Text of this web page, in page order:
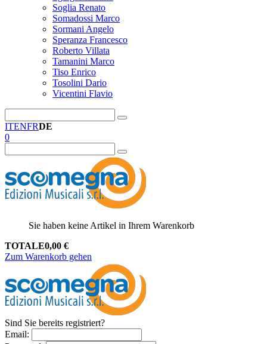
Soglia Renato
Somadossi Marco
Sormani Angelo
Speranza Francesco
Roberto Villata
Tamanini Marco
Tiso Enrico
Tosolini Dario
Vicentini Flavio
ITENFRDE
0
Sie haben keine Artikel in Ihrem Warenkorb
TOTALE0,00 €
Zum Warenkorb gehen
Sind Sie bereits registriert?
Email: